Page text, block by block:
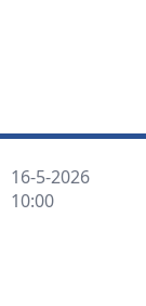
16-5-2026
10:00